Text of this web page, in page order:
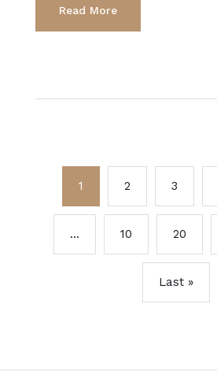
Read More
1 2 3
... 10 20
Last »